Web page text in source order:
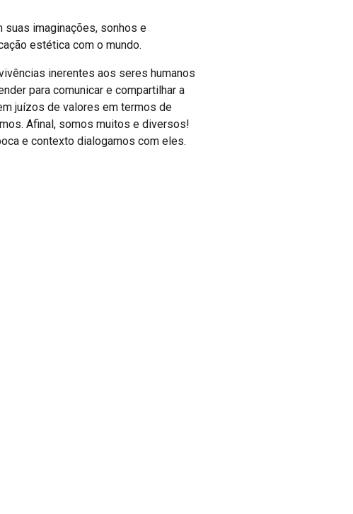
suas imaginações, sonhos e
estética com o mundo.
inerentes aos seres humanos
para comunicar e compartilhar a
juízos de valores em termos de
Afinal, somos muitos e diversos!
e contexto dialogamos com eles.